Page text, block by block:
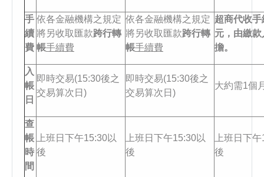
手
續
費
依各金融機構之規定
將另收取匯款跨行轉
帳手續費
依各金融機構之規定
將另收取匯款跨行轉
帳手續費
超商代收
元，由繳
擔。
入
帳
日
即時交易(15:30後之
交易算次日)
即時交易(15:30後之
交易算次日)
大約需1個
查
帳
時
間
上班日下午15:30以
後
上班日下午15:30以
後
上班日下
後